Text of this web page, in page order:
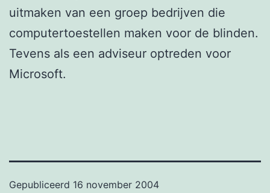
uitmaken van een groep bedrijven die
computertoestellen maken voor de blinden.
Tevens als een adviseur optreden voor
Microsoft.
Gepubliceerd 16 november 2004